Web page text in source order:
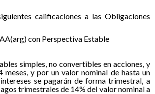
calificaciones a las Obligaciones
con Perspectiva Estable
simples, no convertibles en acciones, y
y por un valor nominal de hasta un
se pagarán de forma trimestral, a
trimestrales de 14% del valor nominal a